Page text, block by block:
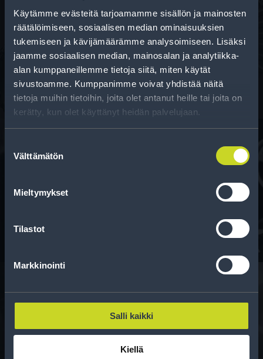
Käytämme evästeitä tarjoamamme sisällön ja mainosten
räätälöimiseen, sosiaalisen median ominaisuuksien
tukemiseen ja kävijämäärämme analysoimiseen. Lisäksi
jaamme sosiaalisen median, mainosalan ja analytiikka-
alan kumppaneillemme tietoja siitä, miten käytät
sivustoamme. Kumppanimme voivat yhdistää näitä
tietoja muihin tietoihin, joita olet antanut heille tai joita on
kerätty, kun olet käyttänyt heidän palvelujaan.
valinta
Välttämätön
Mieltymykset
Tilastot
Markkinointi
Salli kaikki
Kiellä
Rengas­laskuri
Auttaa sinua valitsemaan oikean kokoisen renkaan,
kun vaihdat rengaskokoa.
Tee ostoksesi RengasCenter-tilillä. Saat
Rengasinfo
Tavallisen ihmisen tietoa merkinnöistä, renkaista ja
niiden huoltamisesta.